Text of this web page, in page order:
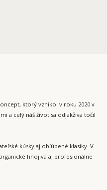
ktorý vznikol v roku 2020 v
a celý náš život sa odjakživa točil
kúsky aj obľúbené klasiky. V
hnojivá aj profesionálne